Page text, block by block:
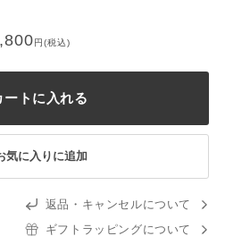
円(税込)
ートに入れる
気に入りに追加
返品・キャンセルについて
ギフトラッピングについて